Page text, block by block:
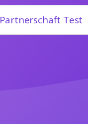
Partnerschaft Test